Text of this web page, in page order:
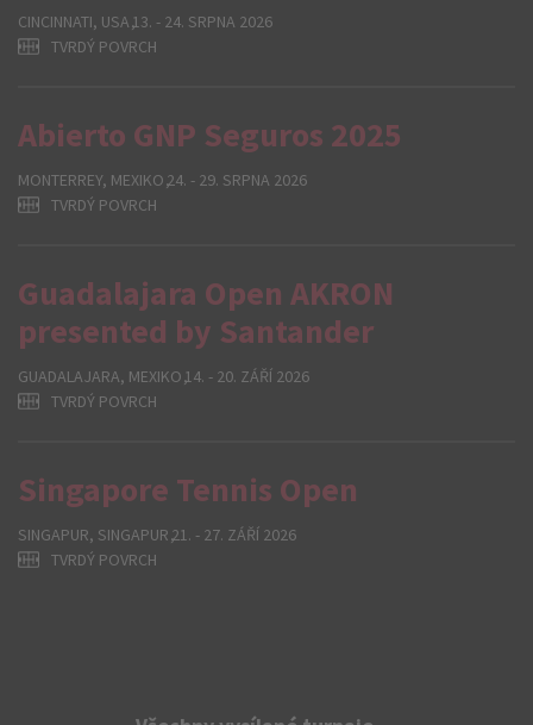
CINCINNATI, USA13. - 24. SRPNA 2026
TVRDÝ POVRCH
Abierto GNP Seguros 2025
MONTERREY, MEXIKO24. - 29. SRPNA 2026
TVRDÝ POVRCH
Guadalajara Open AKRON
presented by Santander
GUADALAJARA, MEXIKO14. - 20. ZÁŘÍ 2026
TVRDÝ POVRCH
Singapore Tennis Open
SINGAPUR, SINGAPUR21. - 27. ZÁŘÍ 2026
TVRDÝ POVRCH